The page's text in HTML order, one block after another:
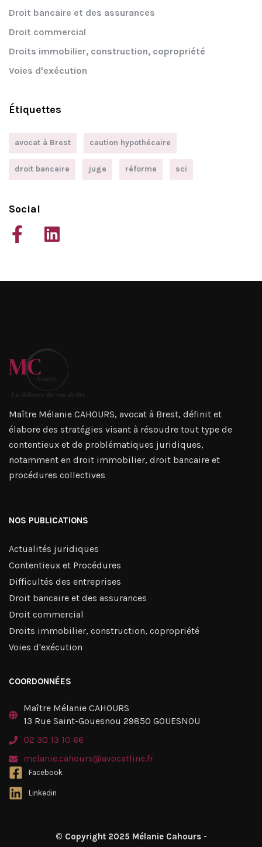
Droit bancaire et des assurances
Droit commercial
Droits immobilier, construction, copropriété
Voies d'exécution
Étiquettes
avocat à Brest caution hypothécaire
droit bancaire juge réforme sci
Social
Maître Mélanie CAHOURS, avocat à Brest, définit et
élabore des stratégies visant à résoudre tout type de
contentieux et de problématiques juridiques,
notamment en droit immobilier, droit bancaire et
procédures collectives
NOS PUBLICATIONS
Actualités juridiques
Contentieux et Procédures
Difficultés des entreprises
Droit bancaire et des assurances
Droit commercial
Droits immobilier, construction, copropriété
Voies d'exécution
COORDONNÉES
Maître Mélanie CAHOURS
13 Rue Saint-Gouesnou 29850 GOUESNOU
02 30 13 10 66
melanie.cahours@avocatline.fr
Facebook
Linkedin
© Copyright 2025 Mélanie Cahours -